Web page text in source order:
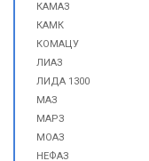
КАМАЗ
КАМК
КОМАЦУ
ЛИАЗ
ЛИДА 1300
МАЗ
МАРЗ
МОАЗ
НЕФАЗ